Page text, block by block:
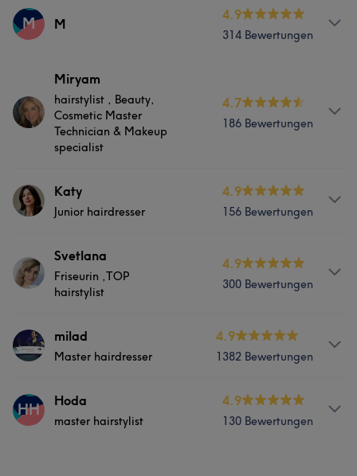
Services
M M
4.9
314 Bewertungen
Services
Friseur Gesicht
Miryam
hairstylist , Beauty,
Cosmetic Master
Technician & Makeup
specialist
4.7
186 Bewertungen
Info
Sprechen Deutsch und Englisch und Arabic
Services
Friseur Haarentfernung
Portfolio
Katy
Junior hairdresser
4.9
156 Bewertungen
Services
Friseur
Portfolio
Svetlana
Friseurin ,TOP
hairstylist
4.9
300 Bewertungen
Info
Senior talent hairdresser/hairstylist , German /Russian
deutsch-/russischsprachig
milad
Master hairdresser
4.9
1382 Bewertungen
Info
English /Dutch speaking expert hairdresser
HH Hoda
master hairstylist
4.9
130 Bewertungen